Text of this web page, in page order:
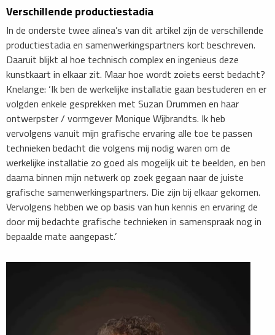
Verschillende productiestadia
In de onderste twee alinea’s van dit artikel zijn de verschillende
productiestadia en samenwerkingspartners kort beschreven.
Daaruit blijkt al hoe technisch complex en ingenieus deze
kunstkaart in elkaar zit. Maar hoe wordt zoiets eerst bedacht?
Knelange: ‘Ik ben de werkelijke installatie gaan bestuderen en er
volgden enkele gesprekken met Suzan Drummen en haar
ontwerpster / vormgever Monique Wijbrandts. Ik heb
vervolgens vanuit mijn grafische ervaring alle toe te passen
technieken bedacht die volgens mij nodig waren om de
werkelijke installatie zo goed als mogelijk uit te beelden, en ben
daarna binnen mijn netwerk op zoek gegaan naar de juiste
grafische samenwerkingspartners. Die zijn bij elkaar gekomen.
Vervolgens hebben we op basis van hun kennis en ervaring de
door mij bedachte grafische technieken in samenspraak nog in
bepaalde mate aangepast.’